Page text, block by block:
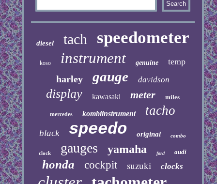
diesel tach speedometer
koso instrument genuine temp
harley gauge davidson
display kawasaki meter miles
mercedes kombiinstrument tacho
black speedo original combo
clock gauges yamaha ford audi
honda cockpit suzuki clocks